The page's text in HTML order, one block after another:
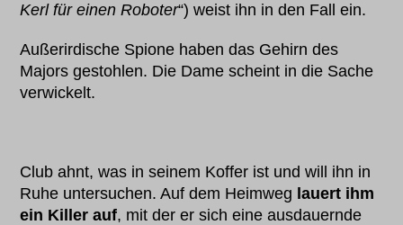
Kerl für einen Roboter“) weist ihn in den Fall ein.
Außerirdische Spione haben das Gehirn des
Majors gestohlen. Die Dame scheint in die Sache
verwickelt.
Club ahnt, was in seinem Koffer ist und will ihn in
Ruhe untersuchen. Auf dem Heimweg lauert ihm
ein Killer auf, mit der er sich eine ausdauernde